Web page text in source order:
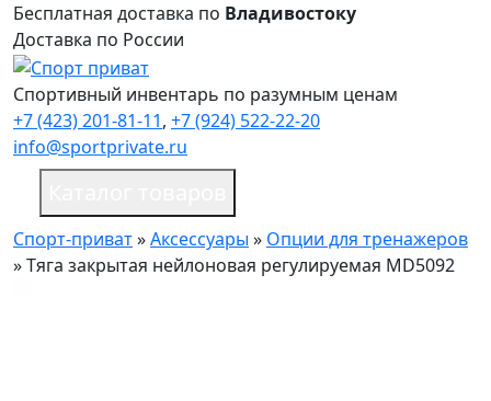
Бесплатная доставка по Владивостоку
Доставка по России
Спортивный инвентарь по разумным ценам
+7 (423) 201-81-11, +7 (924) 522-22-20
info@sportprivate.ru
Спорт-приват»Аксессуары » Опции для тренажеров
»Тяга закрытая нейлоновая регулируемая MD5092